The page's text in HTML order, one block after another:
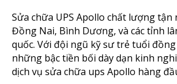
Sửa chữa UPS Apollo chất lượng tận
Đồng Nai, Bình Dương, và các tỉnh
quốc. Với đội ngũ kỹ sư trẻ tuổi
những bậc tiền bối dày dạn kinh
dịch vụ sửa chữa ups Apollo hàng